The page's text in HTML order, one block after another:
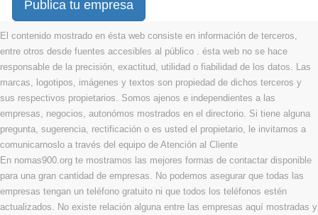
Publica tu empresa
El contenido mostrado en ésta web consiste en información de terceros,
entre otros desde fuentes accesibles al público . ésta web no se hace
responsable de la precisión, exactitud, utilidad o fiabilidad de los datos. Las
marcas, logotipos, imágenes y textos son propiedad de dichos terceros y
sus respectivos propietarios. Somos ajenos e independientes a las
empresas, negocios, autonómos mostrados en el directorio. Si tiene alguna
pregunta, sugerencia, rectificación o es usted el propietario, le invitamos a
comunicarnoslo a través del equipo de Atención al Cliente
En nomas900.org te mostramos las mejores formas de contactar disponible
para una gran cantidad de empresas. No podemos asegurar que todas las
empresas tengan un teléfono gratuito ni que todos los teléfonos estén
actualizados. No existe relación alguna entre las empresas aquí mostradas y